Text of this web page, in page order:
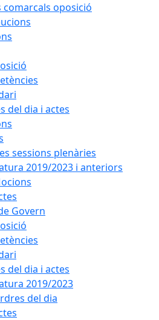
comarcals oposició
del dia i actes
sessions plenàries
2019/2023 i anteriors
Govern
del dia i actes
2019/2023
del dia